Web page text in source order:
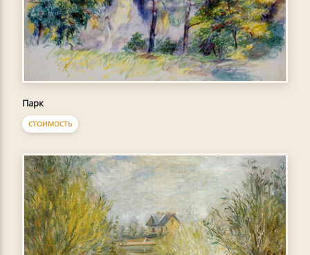
Парк
СТОИМОСТЬ